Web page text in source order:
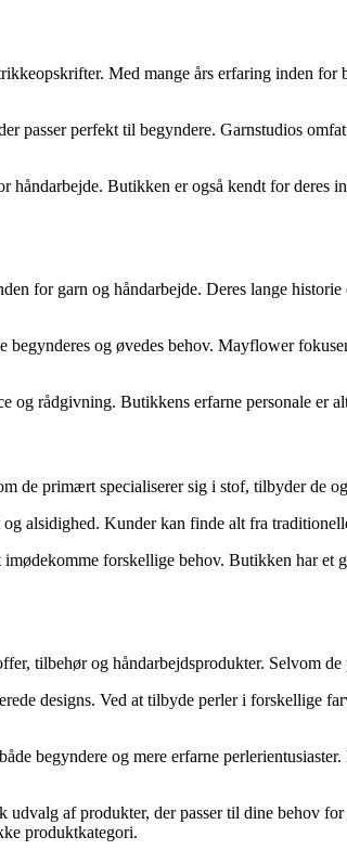
Med mange års erfaring inden
passer perfekt til begyndere. Garnstudios
Butikken er også kendt for
for garn og håndarbejde. Deres lange
og øvedes behov. Mayflower
rådgivning. Butikkens erfarne personale er
de primært specialiserer sig i stof, tilbyder de
alsidighed. Kunder kan finde alt fra
forskellige behov. Butikken har
tilbehør og håndarbejdsprodukter. Selvom
designs. Ved at tilbyde perler i forskellige
begyndere og mere erfarne
af produkter, der passer til dine behov
produktkategori.